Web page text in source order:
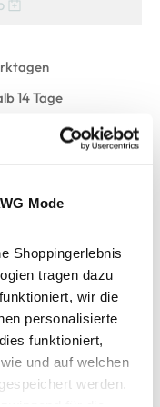
Mode
Shoppingerlebnis
tragen dazu
wir die
personalisierte
funktioniert,
und auf welchen
werden.
14 Tage